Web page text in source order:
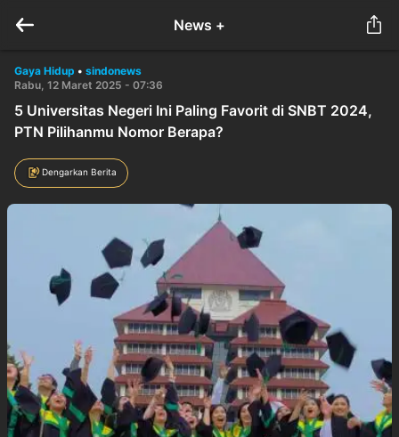
News +
Gaya Hidup • sindonews
Rabu, 12 Maret 2025 - 07:36
5 Universitas Negeri Ini Paling Favorit di SNBT 2024,
PTN Pilihanmu Nomor Berapa?
Dengarkan Berita